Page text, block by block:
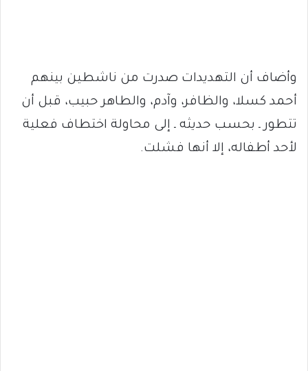
وأضاف أن التهديدات صدرت من ناشطين بينهم
أحمد كسلا، والظافر، وآدم، والطاهر حبيب، قبل أن
تتطور ـ بحسب حديثه ـ إلى محاولة اختطاف فعلية
لأحد أطفاله، إلا أنها فشلت.